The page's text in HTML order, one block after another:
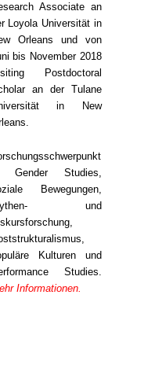
Associate an
Loyola Universität in
Orleans und von
bis November 2018
Postdoctoral
an der Tulane
in New
Gender Studies,
Bewegungen,
und
Kulturen und
Studies.
Informationen.